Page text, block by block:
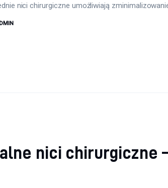
nici chirurgiczne umożliwiają
nici chirurgiczne